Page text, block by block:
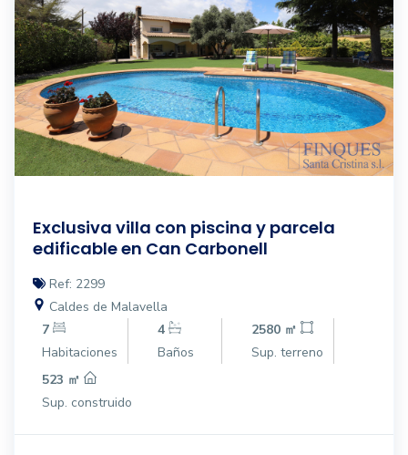
Exclusiva villa con piscina y parcela
edificable en Can Carbonell
Ref: 2299
Caldes de Malavella
7
Habitaciones
4
Baños
2580 ㎡
Sup. terreno
523 ㎡
Sup. construido